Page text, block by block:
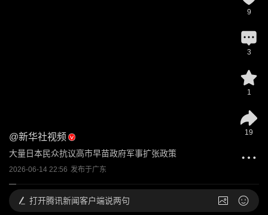
@新华社视频
大量日本民众抗议高市早苗政府军事扩张政策
2026-06-14 22:56 发布于广东
9
3
1
19
打开腾讯新闻客户端说两句